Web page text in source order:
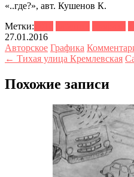
«..где?», авт. Кушенов К.
Метки:
27.01.2016
Авторское Графика
← Тихая улица Кремлевская
Похожие записи